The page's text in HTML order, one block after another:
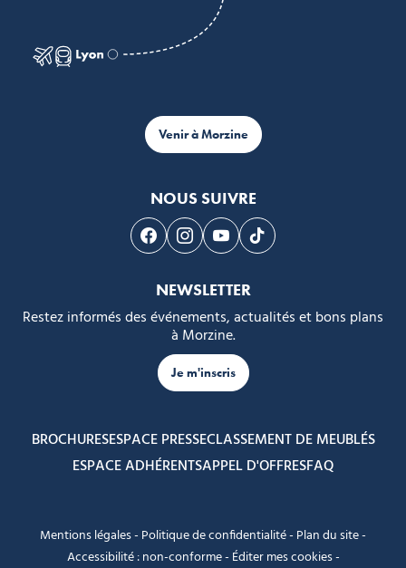
Venir à Morzine
NOUS SUIVRE
Suivez-nous sur Facebook
Suivez-nous sur Instagram
Suivez-nous sur Youtube
Suivez-nous sur
NEWSLETTER
Restez informés des événements, actualités et bons plans
à Morzine.
Je m'inscris
BROCHURESESPACE PRESSECLASSEMENT DE MEUBLÉS
ESPACE ADHÉRENTSAPPEL D'OFFRESFAQ
Mentions légales- Politique de confidentialité- Plan du site-
Accessibilité : non-conforme- Éditer mes cookies-